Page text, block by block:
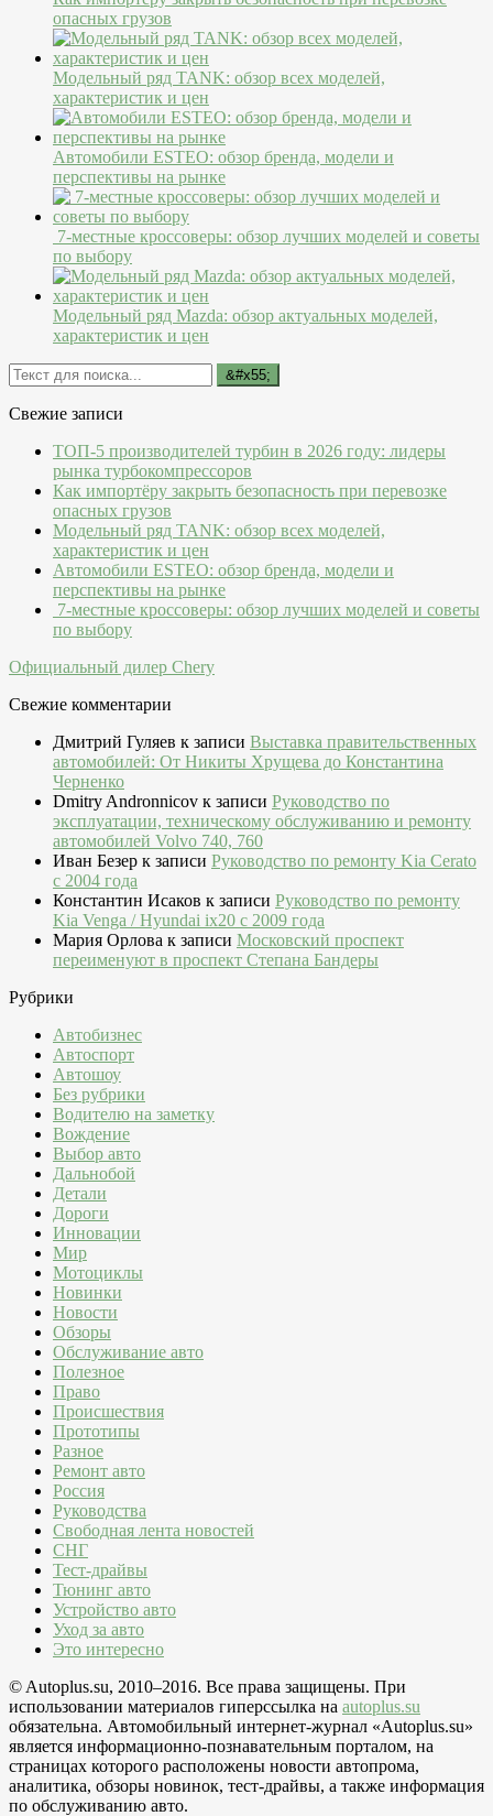
опасных грузов
Модельный ряд TANK: обзор всех моделей,
характеристик и цен
Автомобили ESTEO: обзор бренда, модели и
перспективы на рынке
7-местные кроссоверы: обзор лучших моделей и советы
по выбору
Модельный ряд Mazda: обзор актуальных моделей,
характеристик и цен
Свежие записи
ТОП-5 производителей турбин в 2026 году: лидеры
рынка турбокомпрессоров
Как импортёру закрыть безопасность при перевозке
опасных грузов
Модельный ряд TANK: обзор всех моделей,
характеристик и цен
Автомобили ESTEO: обзор бренда, модели и
перспективы на рынке
7-местные кроссоверы: обзор лучших моделей и советы
по выбору
Официальный дилер Chery
Свежие комментарии
Дмитрий Гуляев к записи Выставка правительственных
автомобилей: От Никиты Хрущева до Константина
Черненко
Dmitry Andronnicov к записи Руководство по
эксплуатации, техническому обслуживанию и ремонту
автомобилей Volvo 740, 760
Иван Безер к записи Руководство по ремонту Kia Cerato
c 2004 года
Константин Исаков к записи Руководство по ремонту
Kia Venga / Hyundai ix20 c 2009 года
Мария Орлова к записи Московский проспект
переименуют в проспект Степана Бандеры
Рубрики
Автобизнес
Автоспорт
Автошоу
Без рубрики
Водителю на заметку
Вождение
Выбор авто
Дальнобой
Детали
Дороги
Инновации
Мир
Мотоциклы
Новинки
Новости
Обзоры
Обслуживание авто
Полезное
Право
Происшествия
Прототипы
Разное
Ремонт авто
Россия
Руководства
Свободная лента новостей
СНГ
Тест-драйвы
Тюнинг авто
Устройство авто
Уход за авто
Это интересно
© Autoplus.su, 2010–2016. Все права защищены. При
использовании материалов гиперссылка на autoplus.su
обязательна. Автомобильный интернет-журнал «Autoplus.su»
является информационно-познавательным порталом, на
страницах которого расположены новости автопрома,
аналитика, обзоры новинок, тест-драйвы, а также информация
по обслуживанию авто.